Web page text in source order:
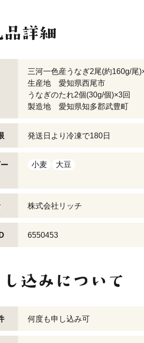
三河一色産うなぎ2尾(約160g/尾
生産地 愛知県西尾市
うなぎのたれ2個(30g/個)×3回
製造地 愛知県知多郡武豊町
発送日より冷凍で180日
小麦 大豆
株式会社リッチ
6550453
何度も申し込み可